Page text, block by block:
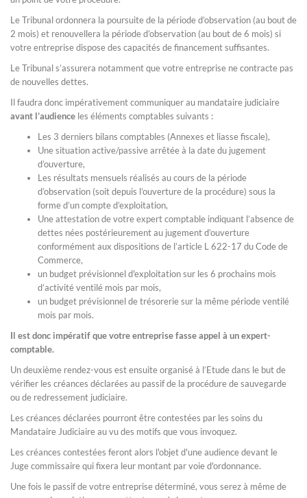
Le Tribunal ordonnera la poursuite de la période d’observation (au bout de
2 mois) et renouvellera la période d’observation (au bout de 6 mois) si
votre entreprise dispose des capacités de financement suffisantes.
Le Tribunal s’assurera notamment que votre entreprise ne contracte pas
de nouvelles dettes.
Il faudra donc impérativement communiquer au mandataire judiciaire
avant l’audience les éléments comptables suivants :
Les 3 derniers bilans comptables (Annexes et liasse fiscale),
Une situation active/passive arrêtée à la date du jugement
d’ouverture,
Les résultats mensuels réalisés au cours de la période
d’observation (soit depuis l’ouverture de la procédure) sous la
forme d’un compte d’exploitation,
Une attestation de votre expert comptable indiquant l’absence de
dettes nées postérieurement au jugement d’ouverture
conformément aux dispositions de l’article L 622-17 du Code de
Commerce,
un budget prévisionnel d'exploitation sur les 6 prochains mois
d’activité ventilé mois par mois,
un budget prévisionnel de trésorerie sur la même période ventilé
mois par mois.
Il est donc impératif que votre entreprise fasse appel à un expert-
comptable.
Un deuxième rendez-vous est ensuite organisé à l’Etude dans le but de
vérifier les créances déclarées au passif de la procédure de sauvegarde
ou de redressement judiciaire.
Les créances déclarées pourront être contestées par les soins du
Mandataire Judiciaire au vu des motifs que vous invoquez.
Les créances contestées feront alors l'objet d'une audience devant le
Juge commissaire qui fixera leur montant par voie d'ordonnance.
Une fois le passif de votre entreprise déterminé, vous serez à même de